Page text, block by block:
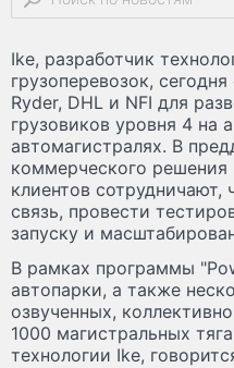
Ike, разработчик
грузоперевозок,
Ryder, DHL и NFI для
грузовиков уровня 4 на
автомагистралях. В
коммерческого решения
клиентов сотрудничают,
связь, провести
запуску и
В рамках программы
автопарки, а также
озвученных,
1000 магистральных
технологии Ike,